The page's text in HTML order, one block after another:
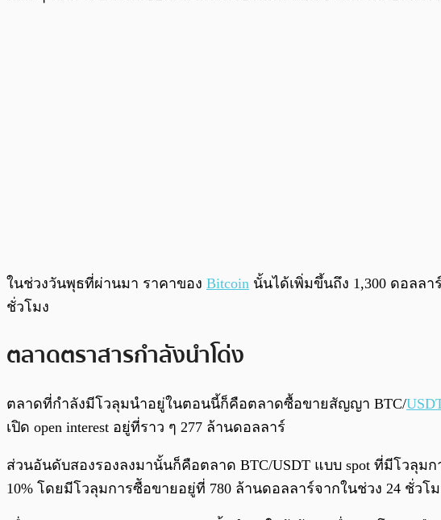
ในช่วงวันพุธที่ผ่านมา ราคาของ Bitcoin นั้นได้เพิ่มขึ้นถึง 1,300 ดอลลา
ชั่วโมง
ตลาดตราสารกำลังนำโด่ง
ตลาดที่กำลังมีโวลุมนำอยู่ในตอนนี้ก็คือตลาดซื้อขายสัญญา BTC/
เปิด open interest อยู่ที่ราว ๆ 277 ล้านดอลลาร์
ส่วนอันดับสองรองลงมานั้นก็คือตลาด BTC/USDT แบบ spot ที่มีโวลุ
10% โดยมีโวลุมการซืัอขายอยู่ที่ 780 ล้านดอลลาร์จากในช่วง 24 ชั่วโ